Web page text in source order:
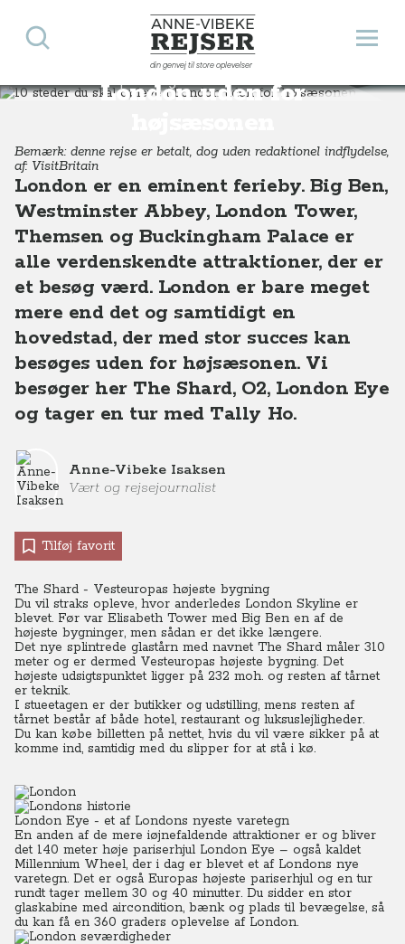
Anne-Vibeke Rejser
din genvej til store oplevelser
Åbn
Søg
10 steder du skal opleve i
London uden for
Destinationer Europa England 10 steder du skal opleve i London uden for højsæsonen
Bemærk: denne rejse er betalt, dog uden redaktionel indflydelse,
af: VisitBritain
London er en eminent ferieby. Big Ben,
Westminster Abbey, London Tower,
Themsen og Buckingham Palace er
alle verdenskendte attraktioner, der er
et besøg værd. London er bare meget
mere end det og samtidigt en
hovedstad, der med stor succes kan
besøges uden for højsæsonen. Vi
besøger her The Shard, O2, London Eye
og tager en tur med Tally Ho.
Anne-Vibeke Isaksen
Vært og rejsejournalist
Tilføj favorit
The Shard - Vesteuropas højeste bygning
Du vil straks opleve, hvor anderledes London Skyline er
blevet. Før var Elisabeth Tower med Big Ben en af de
højeste bygninger, men sådan er det ikke længere.
Det nye splintrede glastårn med navnet The Shard måler 310
meter og er dermed Vesteuropas højeste bygning. Det
højeste udsigtspunktet ligger på 232 moh. og resten af tårnet
er teknik.
I stueetagen er der butikker og udstilling, mens resten af
tårnet består af både hotel, restaurant og luksuslejligheder.
Du kan købe billetten på nettet, hvis du vil være sikker på at
komme ind, samtidig med du slipper for at stå i kø.
London Eye - et af Londons nyeste varetegn
En anden af de mere iøjnefaldende attraktioner er og bliver
det 140 meter høje pariserhjul London Eye – også kaldet
Millennium Wheel, der i dag er blevet et af Londons nye
varetegn. Det er også Europas højeste pariserhjul og en tur
rundt tager mellem 30 og 40 minutter. Du sidder en stor
glaskabine med aircondition, bænk og plads til bevægelse, så
du kan få en 360 graders oplevelse af London.